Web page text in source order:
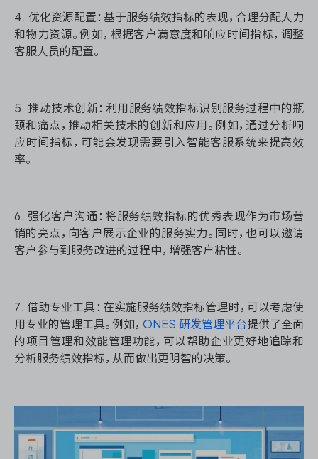
4. 优化资源配置：基于服务绩效指标的表现，合理分配人力
和物力资源。例如，根据客户满意度和响应时间指标，调整
客服人员的配置。
5. 推动技术创新：利用服务绩效指标识别服务过程中的瓶
颈和痛点，推动相关技术的创新和应用。例如，通过分析响
应时间指标，可能会发现需要引入智能客服系统来提高效
率。
6. 强化客户沟通：将服务绩效指标的优秀表现作为市场营
销的亮点，向客户展示企业的服务实力。同时，也可以邀请
客户参与到服务改进的过程中，增强客户粘性。
7. 借助专业工具：在实施服务绩效指标管理时，可以考虑使
用专业的管理工具。例如， ONES 研发管理平台提供了全面
的项目管理和效能管理功能，可以帮助企业更好地追踪和
分析服务绩效指标，从而做出更明智的决策。